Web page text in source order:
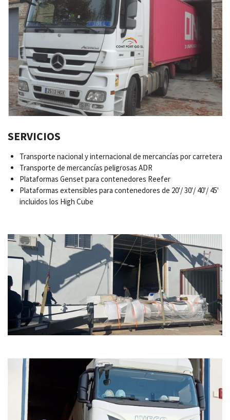
SERVICIOS
Transporte nacional y internacional de mercancías por carretera
Transporte de mercancías peligrosas ADR
Plataformas Genset para contenedores Reefer
Plataformas extensibles para contenedores de 20'/ 30'/ 40'/ 45'
incluidos los High Cube